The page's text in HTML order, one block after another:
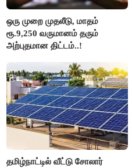
ஒரு முறை முதலீடு, மாதம்
ரூ.9,250 வருமானம் தரும்
அற்புதமான திட்டம்..!
தமிழ்நாட்டில் வீட்டு சோலார்